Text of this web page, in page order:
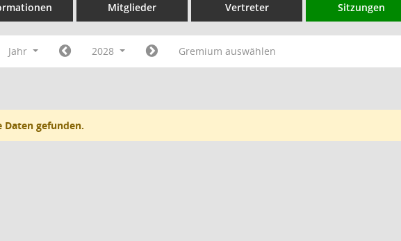
Mitglieder Vertreter Sitzungen
Jahr 2028 Gremium auswählen
Daten gefunden.